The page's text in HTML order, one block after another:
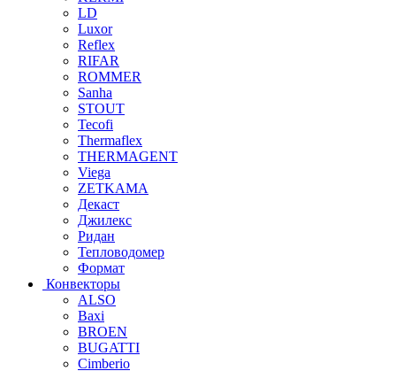
LD
Luxor
Reflex
RIFAR
ROMMER
Sanha
STOUT
Tecofi
Thermaflex
THERMAGENT
Viega
ZETKAMA
Декаст
Джилекс
Ридан
Тепловодомер
Формат
Конвекторы
ALSO
Baxi
BROEN
BUGATTI
Cimberio